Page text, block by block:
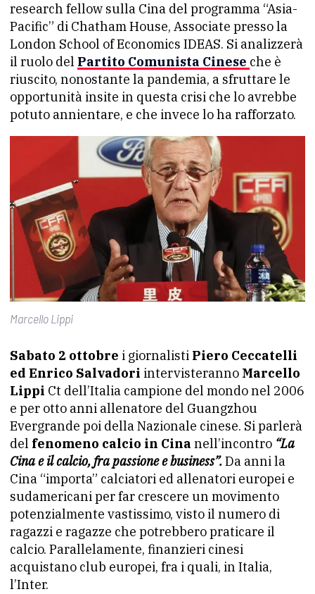
research fellow sulla Cina del programma “Asia-
Pacific” di Chatham House, Associate presso la
London School of Economics IDEAS. Si analizzerà
il ruolo del Partito Comunista Cinese che è
riuscito, nonostante la pandemia, a sfruttare le
opportunità insite in questa crisi che lo avrebbe
potuto annientare, e che invece lo ha rafforzato.
Marcello Lippi
Sabato 2 ottobre i giornalisti Piero Ceccatelli
ed Enrico Salvadori intervisteranno Marcello
Lippi Ct dell’Italia campione del mondo nel 2006
e per otto anni allenatore del Guangzhou
Evergrande poi della Nazionale cinese. Si parlerà
del fenomeno calcio in Cina nell’incontro “La
Cina e il calcio, fra passione e business”.Da anni la
Cina “importa” calciatori ed allenatori europei e
sudamericani per far crescere un movimento
potenzialmente vastissimo, visto il numero di
ragazzi e ragazze che potrebbero praticare il
calcio. Parallelamente, finanzieri cinesi
acquistano club europei, fra i quali, in Italia,
l’Inter.